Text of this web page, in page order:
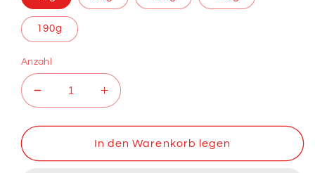
190g
Anzahl
Verringere
die
Menge
Sandaal
Erhöhe
die
Menge
für
Sandaal
In den Warenkorb legen